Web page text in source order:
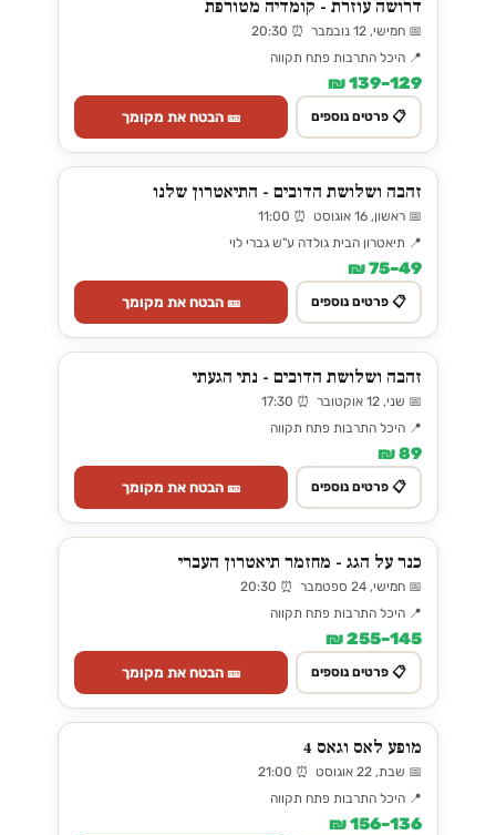
דרושה עוזרת - קומדיה מטורפת
📅 חמישי, 12 נובמבר ⏰ 20:30
📍 היכל התרבות פתח תקווה
129–139 ₪
📋 פרטים נוספים 🎫 הבטח את מקומך
זהבה ושלושת הדובים - התיאטרון שלנו
📅 ראשון, 16 אוגוסט ⏰ 11:00
📍 תיאטרון הבית גולדה ע"ש גברי לוי
49–75 ₪
📋 פרטים נוספים 🎫 הבטח את מקומך
זהבה ושלושת הדובים - נתי הגעתי
📅 שני, 12 אוקטובר ⏰ 17:30
📍 היכל התרבות פתח תקווה
89 ₪
📋 פרטים נוספים 🎫 הבטח את מקומך
כנר על הגג - מחזמר תיאטרון העברי
📅 חמישי, 24 ספטמבר ⏰ 20:30
📍 היכל התרבות פתח תקווה
145–255 ₪
📋 פרטים נוספים 🎫 הבטח את מקומך
מופע לאס וגאס 4
📅 שבת, 22 אוגוסט ⏰ 21:00
📍 היכל התרבות פתח תקווה
136–156 ₪